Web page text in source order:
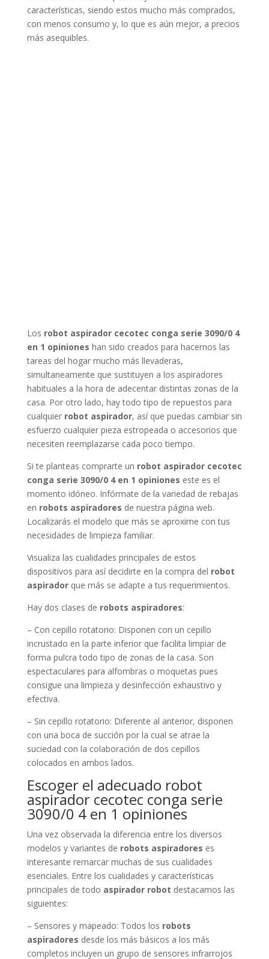
características, siendo estos mucho más comprados,
con menos consumo y, lo que es aún mejor, a precios
más asequibles.
Los robot aspirador cecotec conga serie 3090/0 4
en 1 opiniones han sido creados para hacernos las
tareas del hogar mucho más llevaderas,
simultaneamente que sustituyen a los aspiradores
habituales a la hora de adecentar distintas zonas de la
casa. Por otro lado, hay todo tipo de repuestos para
cualquier robot aspirador, así que puedas cambiar sin
esfuerzo cualquier pieza estropeada o accesorios que
necesiten reemplazarse cada poco tiempo.
Si te planteas comprarte un robot aspirador cecotec
conga serie 3090/0 4 en 1 opiniones este es el
momento idóneo. Infórmate de la variedad de rebajas
en robots aspiradores de nuestra página web.
Localizarás el modelo que más se aproxime con tus
necesidades de limpieza familiar.
Visualiza las cualidades principales de estos
dispositivos para así decidirte en la compra del robot
aspiradorque más se adapte a tus requerimientos.
Hay dos clases de robots aspiradores:
– Con cepillo rotatorio: Disponen con un cepillo
incrustado en la parte inferior que facilita limpiar de
forma pulcra todo tipo de zonas de la casa. Son
espectaculares para alfombras o moquetas pues
consigue una limpieza y desinfección exhaustivo y
efectiva.
– Sin cepillo rotatorio: Diferente al anterior, disponen
con una boca de succión por la cual se atrae la
suciedad con la colaboración de dos cepillos
colocados en ambos lados.
Escoger el adecuado robot
aspirador cecotec conga serie
3090/0 4 en 1 opiniones
Una vez observada la diferencia entre los diversos
modelos y variantes de robots aspiradores es
interesante remarcar muchas de sus cualidades
esenciales. Entre los cualidades y características
principales de todo aspirador robot destacamos las
siguientes:
– Sensores y mapeado: Todos los robots
aspiradores desde los más básicos a los más
completos incluyen un grupo de sensores infrarrojos